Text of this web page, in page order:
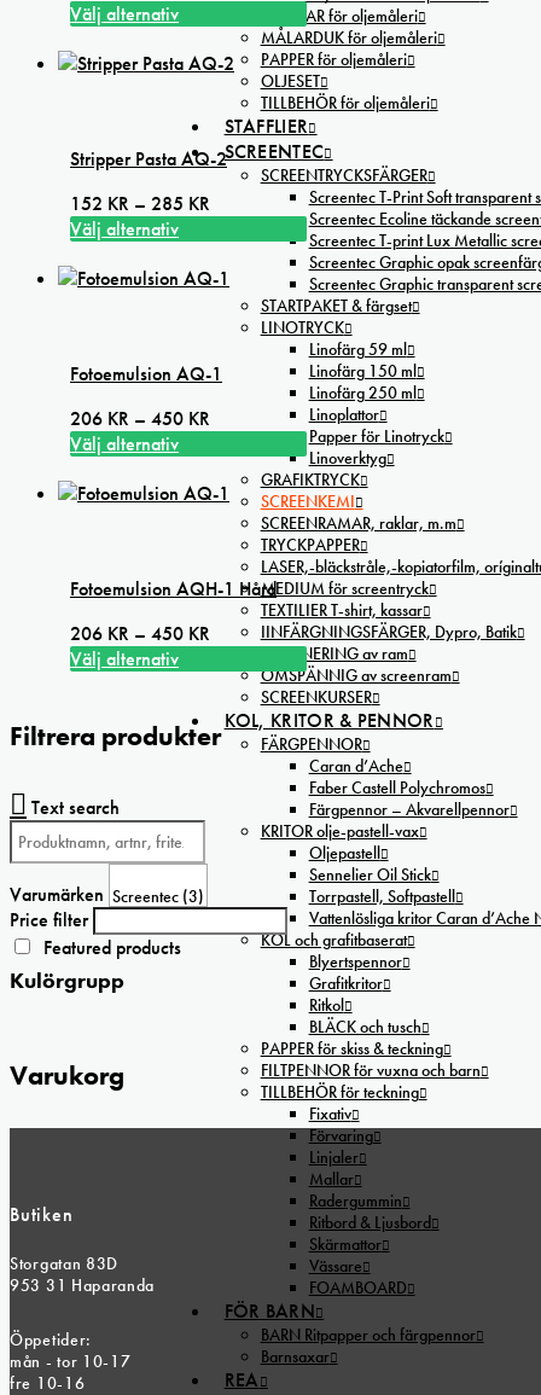
PENSLAR för oljemåleri
MÅLARDUK för oljemåleri
PAPPER för oljemåleri
OLJESET
TILLBEHÖR för oljemåleri
STAFFLIER
SCREENTEC
SCREENTRYCKSFÄRGER
Screentec T-Print Soft transparent
Screentec Ecoline täckande
Screentec T-print Lux Metallic
Screentec Graphic opak
Screentec Graphic transparent
STARTPAKET & färgset
LINOTRYCK
Linofärg 59 ml
Linofärg 150 ml
Linofärg 250 ml
Linoplattor
Papper för Linotryck
Linoverktyg
GRAFIKTRYCK
SCREENKEMI
SCREENRAMAR, raklar, m.m
TRYCKPAPPER
LASER,-bläckstråle,-kopiatorfilm,
MEDIUM för screentryck
TEXTILIER T-shirt, kassar
IINFÄRGNINGSFÄRGER, Dypro, Batik
EXPONERING av ram
OMSPÄNNIG av screenram
SCREENKURSER
KOL, KRITOR & PENNOR
FÄRGPENNOR
Caran d’Ache
Faber Castell Polychromos
Färgpennor – Akvarellpennor
KRITOR olje-pastell-vax
Oljepastell
Sennelier Oil Stick
Torrpastell, Softpastell
Vattenlösliga kritor Caran d’Ache
KOL och grafitbaserat
Blyertspennor
Grafitkritor
Ritkol
BLÄCK och tusch
PAPPER för skiss & teckning
FILTPENNOR för vuxna och barn
TILLBEHÖR för teckning
Fixativ
Förvaring
Linjaler
Mallar
Radergummin
Ritbord & Ljusbord
Skärmattor
Vässare
FOAMBOARD
FÖR BARN
BARN Ritpapper och färgpennor
Barnsaxar
REA
179 kr
Välj alternativ
här
varianter.
olika
alternativen
kan
väljas
Stripper Pasta AQ-2
152 KR – 285 KR Prisintervall:
285 kr
Välj alternativ
här
varianter.
olika
alternativen
kan
väljas
Fotoemulsion AQ-1
206 KR – 450 KR Prisintervall:
450 kr
Välj alternativ
här
varianter.
olika
alternativen
på
Fotoemulsion AQH-1 Hård
206 KR – 450 KR Prisintervall:
450 kr
Välj alternativ
produkten
varianter.
De
olika
alternativen
kan
väljas
på
produktsidan
Filtrera produkter
Text search
Varumärken
Price filter
Featured products
Kulörgrupp
Varukorg
Butiken
Storgatan 83D
953 31 Haparanda
Öppetider:
mån - tor 10-17
fre 10-16